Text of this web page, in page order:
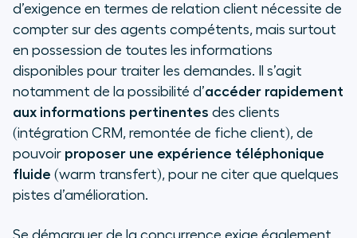
d’exigence en termes de relation client nécessite de
compter sur des agents compétents, mais surtout
en possession de toutes les informations
disponibles pour traiter les demandes. Il s’agit
notamment de la possibilité d’accéder rapidement
aux informations pertinentes des clients
(intégration CRM, remontée de fiche client), de
pouvoir proposer une expérience téléphonique
fluide (warm transfert), pour ne citer que quelques
pistes d’amélioration.
Se démarquer de la concurrence exige également